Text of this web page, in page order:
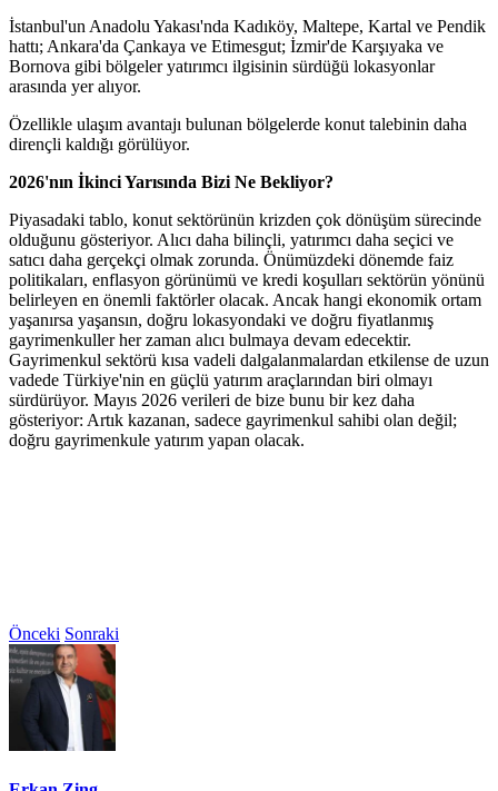
İstanbul'un Anadolu Yakası'nda Kadıköy, Maltepe, Kartal ve Pendik
hattı; Ankara'da Çankaya ve Etimesgut; İzmir'de Karşıyaka ve
Bornova gibi bölgeler yatırımcı ilgisinin sürdüğü lokasyonlar
arasında yer alıyor.
Özellikle ulaşım avantajı bulunan bölgelerde konut talebinin daha
dirençli kaldığı görülüyor.
2026'nın İkinci Yarısında Bizi Ne Bekliyor?
Piyasadaki tablo, konut sektörünün krizden çok dönüşüm sürecinde
olduğunu gösteriyor. Alıcı daha bilinçli, yatırımcı daha seçici ve
satıcı daha gerçekçi olmak zorunda. Önümüzdeki dönemde faiz
politikaları, enflasyon görünümü ve kredi koşulları sektörün yönünü
belirleyen en önemli faktörler olacak. Ancak hangi ekonomik ortam
yaşanırsa yaşansın, doğru lokasyondaki ve doğru fiyatlanmış
gayrimenkuller her zaman alıcı bulmaya devam edecektir.
Gayrimenkul sektörü kısa vadeli dalgalanmalardan etkilense de uzun
vadede Türkiye'nin en güçlü yatırım araçlarından biri olmayı
sürdürüyor. Mayıs 2026 verileri de bize bunu bir kez daha
gösteriyor: Artık kazanan, sadece gayrimenkul sahibi olan değil;
doğru gayrimenkule yatırım yapan olacak.
Önceki Sonraki